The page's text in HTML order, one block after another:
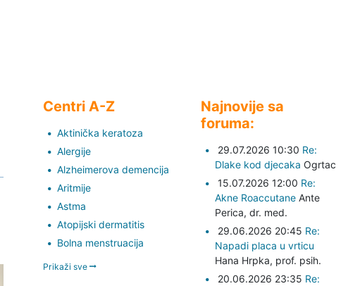
Centri A-Z
Aktinička keratoza
Alergije
Alzheimerova demencija
Aritmije
Astma
Atopijski dermatitis
Bolna menstruacija
Prikaži sve
Najnovije sa
foruma:
29.07.2026 10:30 Re:
Dlake kod djecaka Ogrtac
15.07.2026 12:00 Re:
Akne Roaccutane Ante
Perica, dr. med.
29.06.2026 20:45 Re:
Napadi placa u vrticu
Hana Hrpka, prof. psih.
20.06.2026 23:35 Re: